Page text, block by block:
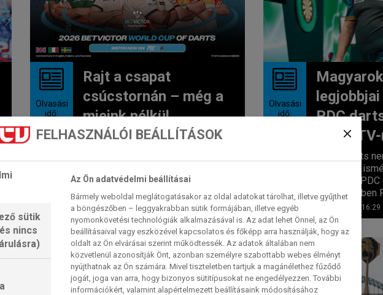
Olvasási
idő:
Rajt a csapat
csúcstornán – még a
mieink nélkül
csapat-világbajnokság, amelyen az
északír Josh Rock és...
2026. 06. 11. 10:54
Olvasási
idő:
PDC
Sport
A profi darts
klasszisai
erejüket a
küzdelmeiben
2026. 06. 10. 16:29
UK OPEN
FELHASZNÁLÓI BEÁLLÍTÁSOK
sütik
nincs
Az Ön adatvédelmi beállításai
Bármely weboldal meglátogatásakor az oldal adatokat tárolhat, illetve gyűjthet
a böngészőben – leggyakrabban sütik formájában, illetve egyéb
nyomonkövetési technológiák alkalmazásával is. Az adat lehet Önnel, az Ön
beállításaival vagy eszközével kapcsolatos és főképp arra használják, hogy az
oldalt az Ön elvárásai szerint működtessék. Az adatok általában nem
közvetlenül azonosítják Önt, azonban személyre szabottabb webes élményt
nyújthatnak az Ön számára. Mivel tiszteletben tartjuk a magánélethez fűződő
jogát, joga van arra, hogy bizonyos sütitípusokat ne engedélyezzen. További
információkért, valamint alapértelmezett beállításaink módosításához